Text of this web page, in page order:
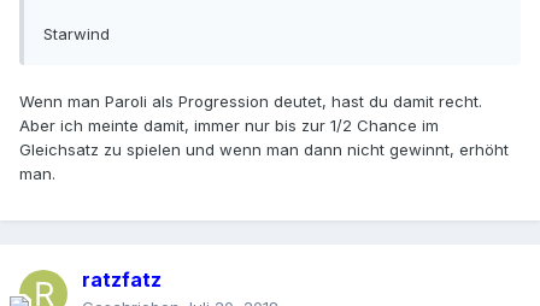
Starwind
Wenn man Paroli als Progression deutet, hast du damit recht.
Aber ich meinte damit, immer nur bis zur 1/2 Chance im
Gleichsatz zu spielen und wenn man dann nicht gewinnt, erhöht
man.
ratzfatz